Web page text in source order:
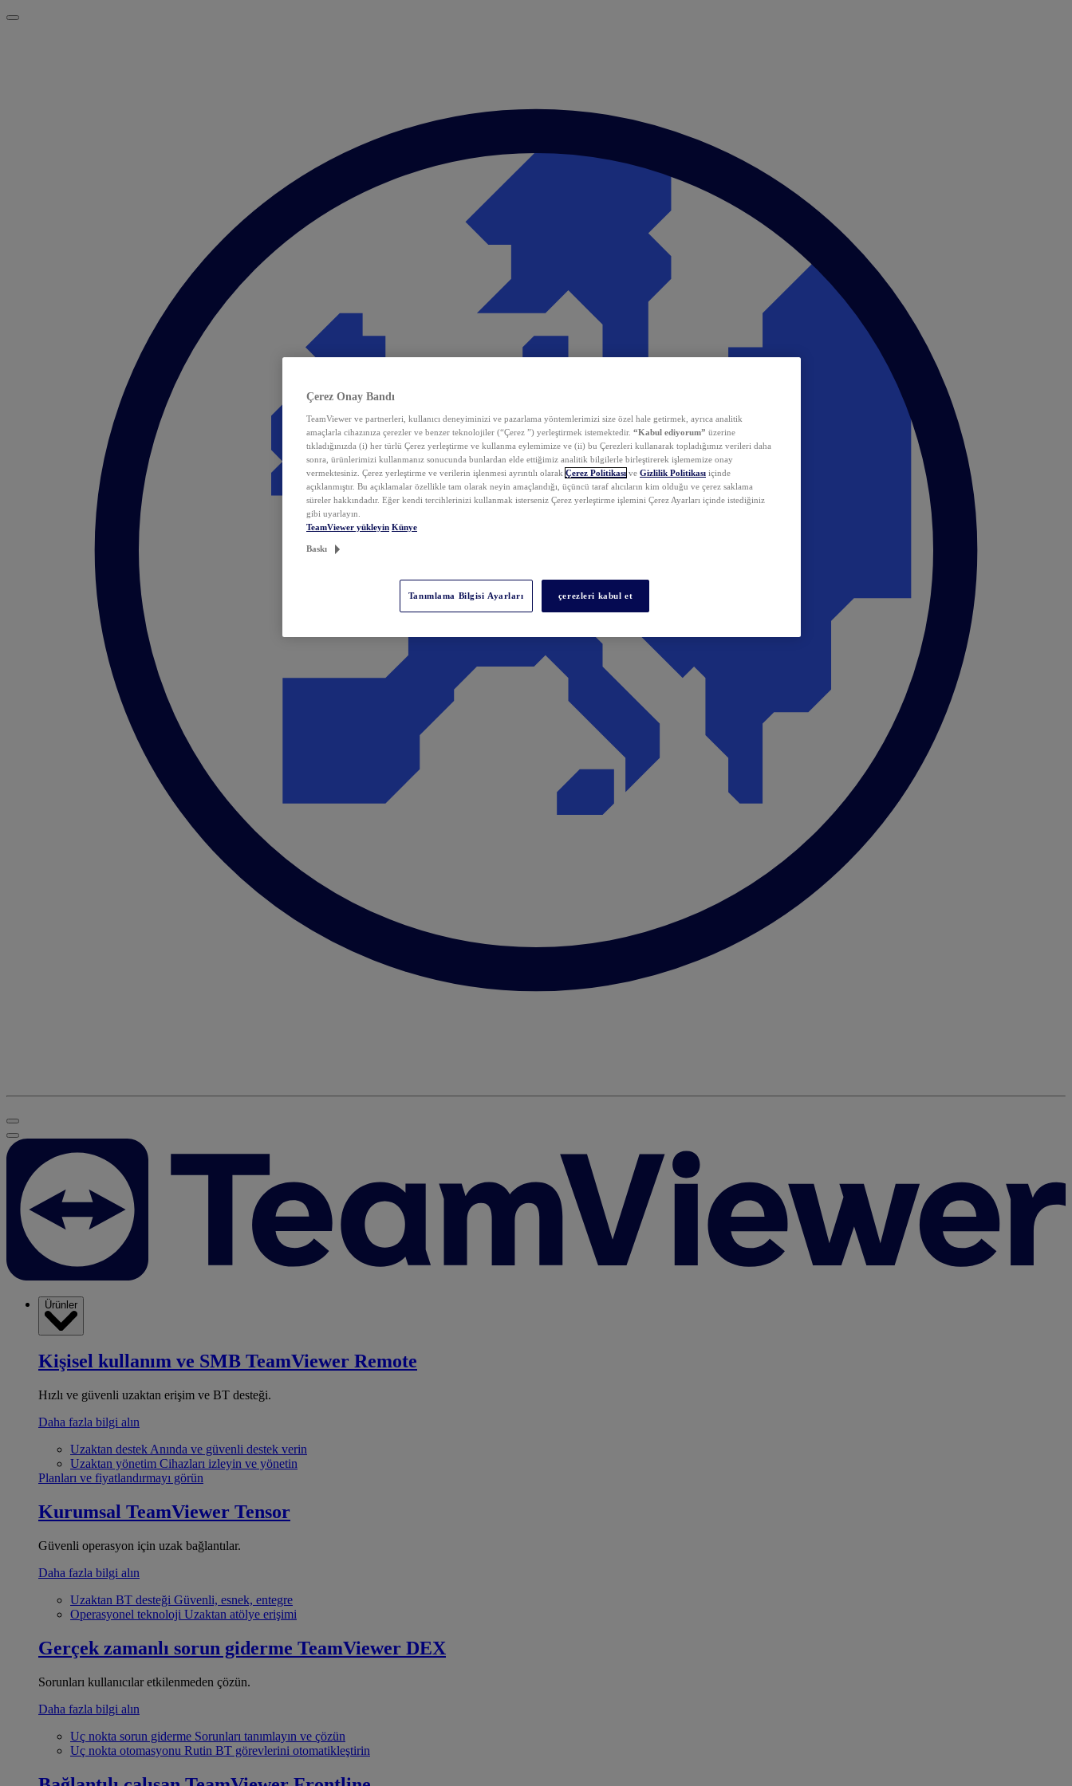
Ürünler
Kişisel kullanım ve SMB TeamViewer Remote
Hızlı ve güvenli uzaktan erişim ve BT desteği.
Daha fazla bilgi alın
Uzaktan destek Anında ve güvenli destek verin
Uzaktan yönetim Cihazları izleyin ve yönetin
Planları ve fiyatlandırmayı görün
Kurumsal TeamViewer Tensor
Güvenli operasyon için uzak bağlantılar.
Daha fazla bilgi alın
Uzaktan BT desteği Güvenli, esnek, entegre
Operasyonel teknoloji Uzaktan atölye erişimi
Gerçek zamanlı sorun giderme TeamViewer DEX
Sorunları kullanıcılar etkilenmeden çözün.
Daha fazla bilgi alın
Uç nokta sorun giderme Sorunları tanımlayın ve çözün
Uç nokta otomasyonu Rutin BT görevlerini otomatikleştirin
Çerez Onay Bandı
TeamViewer ve partnerleri, kullanıcı deneyiminizi ve pazarlama yöntemlerimizi size özel hale getirmek, ayrıca analitik
amaçlarla cihazınıza çerezler ve benzer teknolojiler (“Çerez ”) yerleştirmek istemektedir. “Kabul ediyorum” üzerine
tıkladığınızda (i) her türlü Çerez yerleştirme ve kullanma eylemimize ve (ii) bu Çerezleri kullanarak topladığımız verileri daha
sonra, ürünlerimizi kullanmanız sonucunda bunlardan elde ettiğimiz analitik bilgilerle birleştirerek işlememize onay
vermektesiniz. Çerez yerleştirme ve verilerin işlenmesi ayrıntılı olarak Çerez Politikası ve Gizlilik Politikası içinde
açıklanmıştır. Bu açıklamalar özellikle tam olarak neyin amaçlandığı, üçüncü taraf alıcıların kim olduğu ve çerez saklama
süreler hakkındadır. Eğer kendi tercihlerinizi kullanmak isterseniz Çerez yerleştirme işlemini Çerez Ayarları içinde istediğiniz
gibi uyarlayın.
TeamViewer yükleyin Künye
Baskı
Tanımlama Bilgisi Ayarları çerezleri kabul et